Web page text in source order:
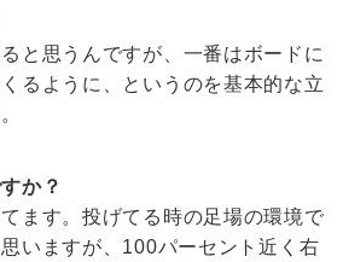
と思うんですが、一番はボードに
るように、というのを基本的な立
か？
ます。投げてる時の足場の環境で
いますが、100パーセント近く右